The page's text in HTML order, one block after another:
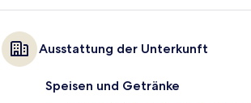
Ausstattung der Unterkunft
Speisen und Getränke